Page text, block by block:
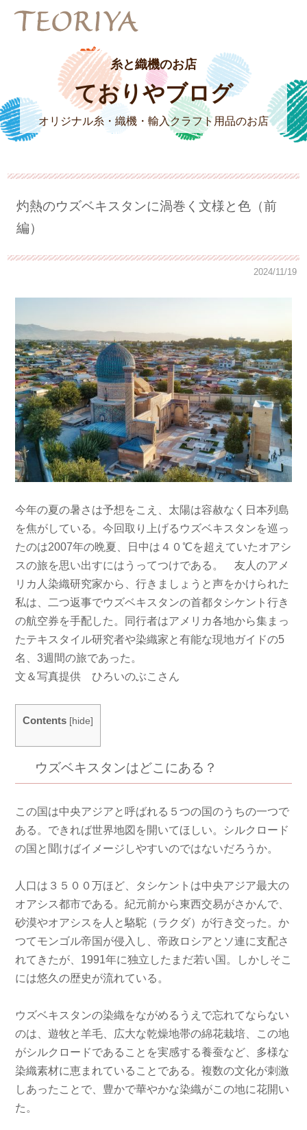
糸と織機のお店
ておりやブログ
オリジナル糸・織機・輸入クラフト用品のお店
灼熱のウズベキスタンに渦巻く文様と色（前
編）
2024/11/19
今年の夏の暑さは予想をこえ、太陽は容赦なく日本列島
を焦がしている。今回取り上げるウズベキスタンを巡っ
たのは2007年の晩夏、日中は４０℃を超えていたオアシ
スの旅を思い出すにはうってつけである。 友人のアメ
リカ人染織研究家から、行きましょうと声をかけられた
私は、二つ返事でウズベキスタンの首都タシケント行き
の航空券を手配した。同行者はアメリカ各地から集まっ
たテキスタイル研究者や染織家と有能な現地ガイドの5
名、3週間の旅であった。
文＆写真提供 ひろいのぶこさん
Contents [hide]
ウズベキスタンはどこにある？
この国は中央アジアと呼ばれる５つの国のうちの一つで
ある。できれば世界地図を開いてほしい。シルクロード
の国と聞けばイメージしやすいのではないだろうか。
人口は３５００万ほど、タシケントは中央アジア最大の
オアシス都市である。紀元前から東西交易がさかんで、
砂漠やオアシスを人と駱駝（ラクダ）が行き交った。か
つてモンゴル帝国が侵入し、帝政ロシアとソ連に支配さ
れてきたが、1991年に独立したまだ若い国。しかしそこ
には悠久の歴史が流れている。
ウズベキスタンの染織をながめるうえで忘れてならない
のは、遊牧と羊毛、広大な乾燥地帯の綿花栽培、この地
がシルクロードであることを実感する養蚕など、多様な
染織素材に恵まれていることである。複数の文化が刺激
しあったことで、豊かで華やかな染織がこの地に花開い
た。